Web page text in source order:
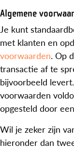
Algemene
Je kunt
met klanten en
voorwaarden. Op
transactie af te
bijvoorbeeld
voorwaarden
opgesteld door
Wil je zeker zijn
hieronder dan